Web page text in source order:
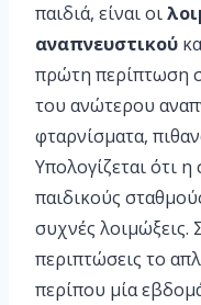
παιδιά, είναι οι
αναπνευστικού
πρώτη περίπτωση
του ανώτερου
φταρνίσματα,
Υπολογίζεται ότι
παιδικούς
συχνές λοιμώξεις.
περιπτώσεις το
περίπου μία